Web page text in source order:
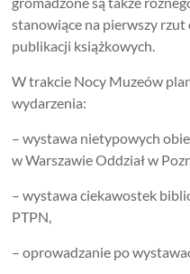
stanowiące na pierwszy
publikacji książkowych.
W trakcie Nocy Muzeów
wydarzenia:
– wystawa nietypowych
w Warszawie Oddział w
– wystawa ciekawostek
PTPN,
– oprowadzanie po